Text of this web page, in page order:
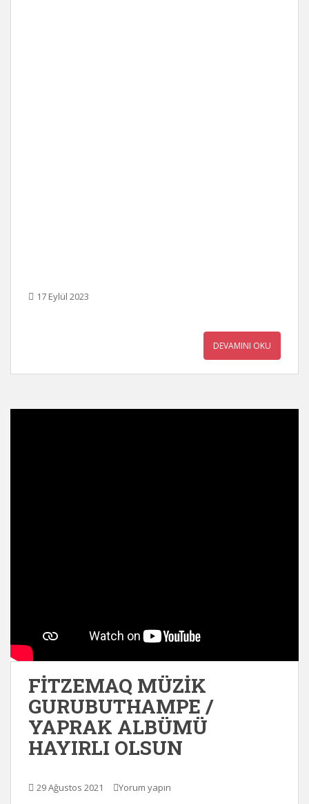
17 Eylül 2023
DEVAMINI OKU
FİTZEMAQ MÜZİK
GURUBUTHAMPE /
YAPRAK ALBÜMÜ
HAYIRLI OLSUN
29 Ağustos 2021 Yorum yapın